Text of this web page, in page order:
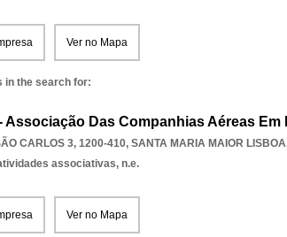
Ver no Mapa
in the search for:
Associação Das Companhias Aéreas Em
CARLOS 3, 1200-410, SANTA MARIA MAIOR LISBOA
associativas, n.e.
Ver no Mapa